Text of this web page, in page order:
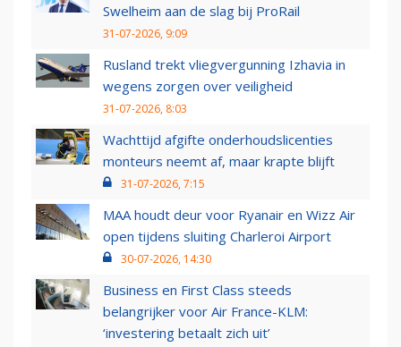
Swelheim aan de slag bij ProRail
31-07-2026, 9:09
Rusland trekt vliegvergunning Izhavia in
wegens zorgen over veiligheid
31-07-2026, 8:03
Wachttijd afgifte onderhoudslicenties
monteurs neemt af, maar krapte blijft
31-07-2026, 7:15
MAA houdt deur voor Ryanair en Wizz Air
open tijdens sluiting Charleroi Airport
30-07-2026, 14:30
Business en First Class steeds
belangrijker voor Air France-KLM:
‘investering betaalt zich uit’